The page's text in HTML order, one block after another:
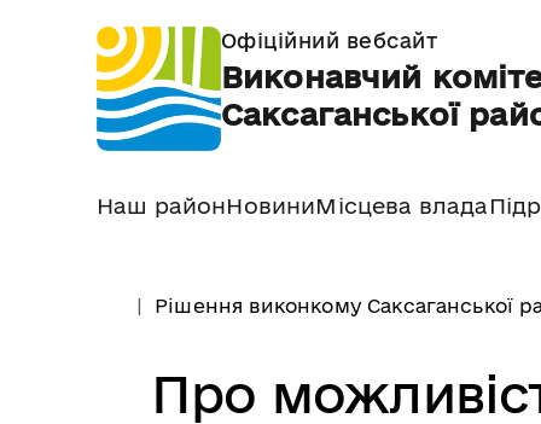
Офіційний вебсайт
Виконавчий
Саксаганської
Наш районНовиниМісцева влада
Рішення виконкому Саксаганської
Про